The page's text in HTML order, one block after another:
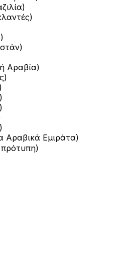
Αραβία)
Αραβικά Εμιράτα)